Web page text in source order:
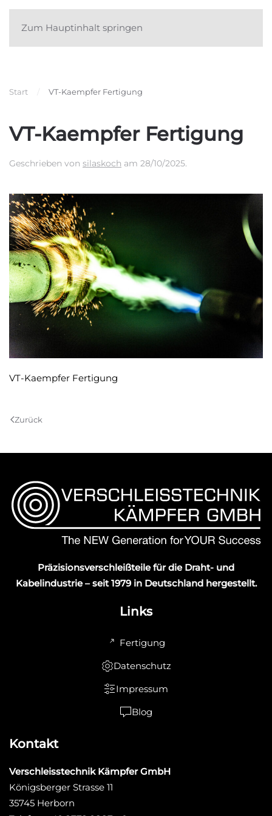
Zum Hauptinhalt springen
Start VT-Kaempfer Fertigung
VT-Kaempfer Fertigung
Geschrieben von silaskoch am 28/10/2025.
VT-Kaempfer Fertigung
Zurück
Präzisionsverschleißteile für die Draht- und
Kabelindustrie – seit 1979 in Deutschland hergestellt.
Links
Fertigung
Datenschutz
Impressum
Blog
Kontakt
Verschleisstechnik Kämpfer GmbH
Königsberger Strasse 11
35745 Herborn